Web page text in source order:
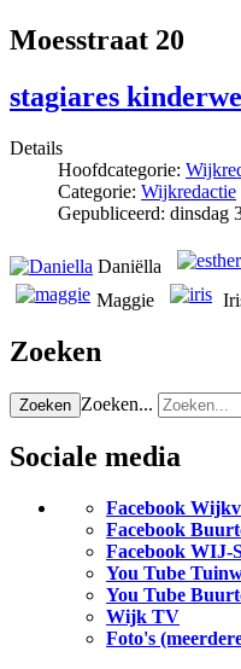
Moesstraat 20
stagiares
Details
Hoofdcategorie:
Categorie: Wijkredactie
Gepubliceerd: dinsdag
Daniëlla
Maggie
Zoeken
Zoeken Zoeken...
Sociale media
Facebook
Facebook
Facebook WIJ-
You Tube
You Tube
Wijk TV
Foto's